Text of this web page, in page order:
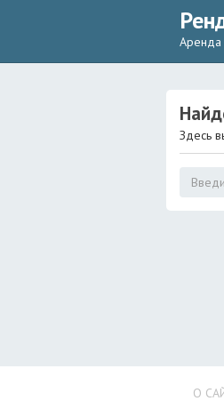
Аренда
Здесь
О